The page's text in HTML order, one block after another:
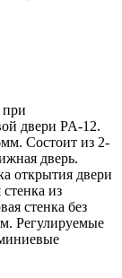
при
двери PA-12.
Состоит из 2-
дверь.
открытия двери
из
стенка без
Регулируемые